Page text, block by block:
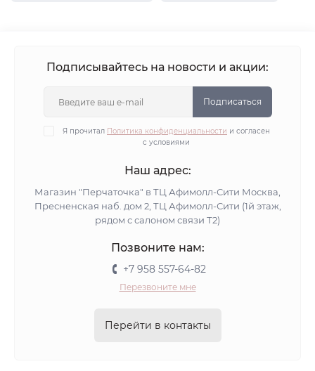
Вязаные бордовые шапки
Шапки вязаные голубые
Вязаные шапки с пайетками
Вязаные шапки со стразами
Вязаные шапки из хлопка
Шапки вязаные с флисом
Вязаные шапки альпака
Шапки вязаные мохер
Хлопковые вязаные шапки
Шапки зимние вязаные с козырьком
Зимние шапки вязаные черные
Желтые шапки бини
Синие шапки бини
Подписывайтесь на новости и акции:
Подписаться
Я прочитал Политика конфиденциальности и согласен
с условиями
Наш адрес:
Магазин "Перчаточка" в ТЦ Афимолл-Сити Москва,
Пресненская наб. дом 2, ТЦ Афимолл-Сити (1й этаж,
рядом с салоном связи Т2)
Позвоните нам:
+7 958 557-64-82
Перезвоните мне
Перейти в контакты